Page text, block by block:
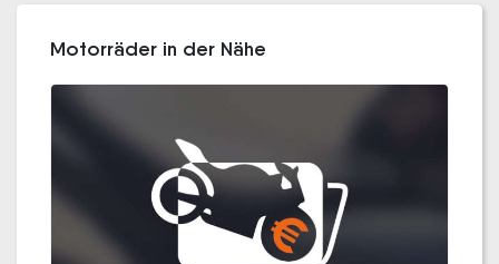
Motorräder in der Nähe